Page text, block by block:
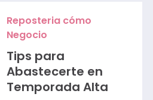
Reposteria cómo
Negocio
Tips para
Abastecerte en
Temporada Alta